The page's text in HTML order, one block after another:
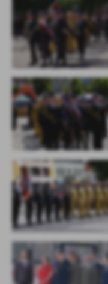
firm będących naszymi
Firmy te działają w
treści w postaci
społecznościowych.